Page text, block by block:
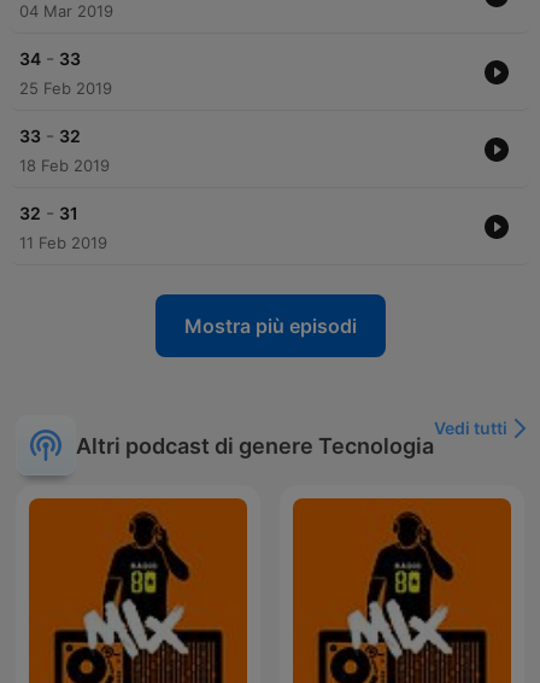
04 Mar 2019
34 - 33
25 Feb 2019
33 - 32
18 Feb 2019
32 - 31
11 Feb 2019
Mostra più episodi
Altri podcast di genere Tecnologia
Vedi tutti